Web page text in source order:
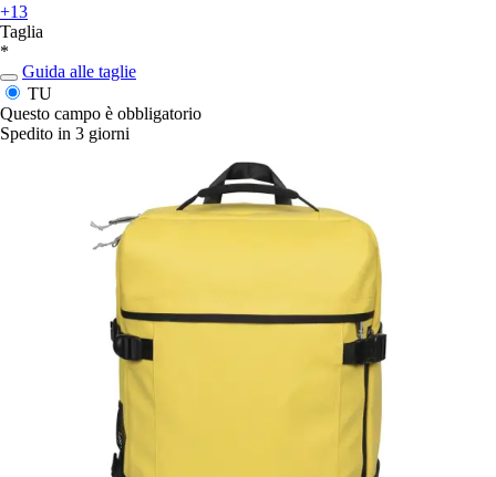
+13
Taglia
*
Guida alle taglie
TU
Questo campo è obbligatorio
Spedito in 3 giorni